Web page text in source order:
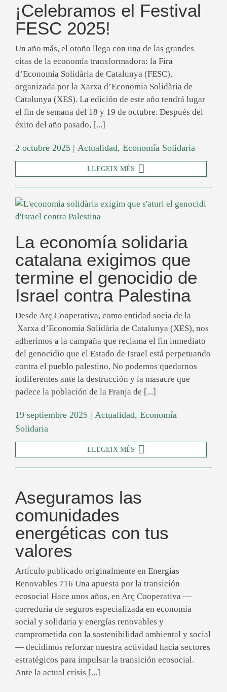
¡Celebramos el Festival
FESC 2025!
Un año más, el otoño llega con una de las grandes
citas de la economía transformadora: la Fira
d’Economia Solidària de Catalunya (FESC),
organizada por la Xarxa d’Economia Solidària de
Catalunya (XES). La edición de este año tendrá lugar
el fin de semana del 18 y 19 de octubre. Después del
éxito del año pasado, [...]
2 octubre 2025 | Actualidad, Economía Solidaria
LLEGEIX MÉS
La economía solidaria
catalana exigimos que
termine el genocidio de
Israel contra Palestina
Desde Arç Cooperativa, como entidad socia de la
Xarxa d’Economia Solidària de Catalunya (XES), nos
adherimos a la campaña que reclama el fin inmediato
del genocidio que el Estado de Israel está perpetuando
contra el pueblo palestino. No podemos quedarnos
indiferentes ante la destrucción y la masacre que
padece la población de la Franja de [...]
19 septiembre 2025 | Actualidad, Economía
Solidaria
LLEGEIX MÉS
Aseguramos las
comunidades
energéticas con tus
valores
Artículo publicado originalmente en Energías
Renovables 716 Una apuesta por la transición
ecosocial Hace unos años, en Arç Cooperativa —
correduría de seguros especializada en economía
social y solidaria y energías renovables y
comprometida con la sostenibilidad ambiental y social
— decidimos reforzar nuestra actividad hacia sectores
estratégicos para impulsar la transición ecosocial.
Ante la actual crisis [...]